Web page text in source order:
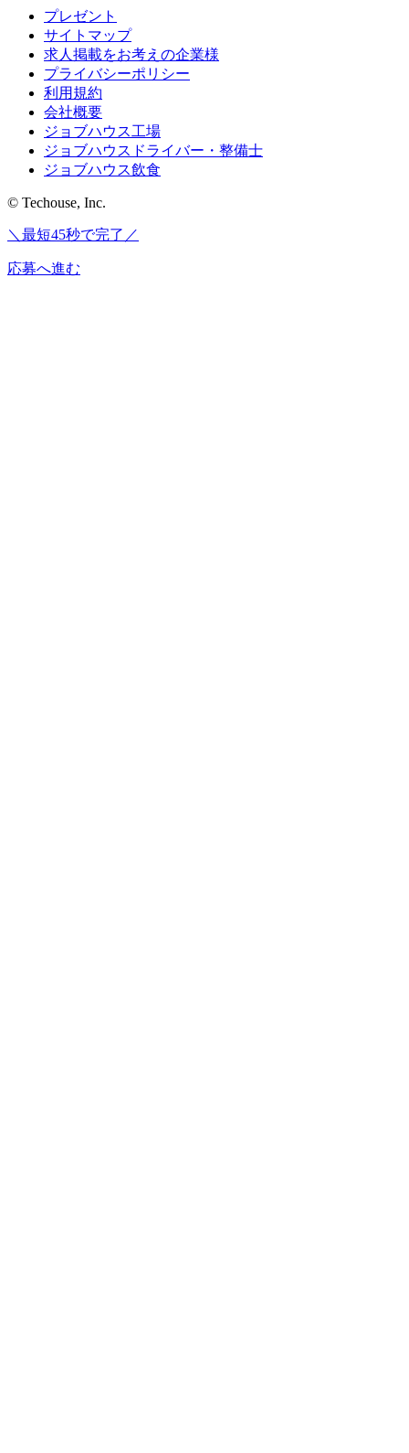
プレゼント
サイトマップ
求人掲載をお考えの企業様
プライバシーポリシー
利用規約
会社概要
ジョブハウス工場
ジョブハウスドライバー・整備士
ジョブハウス飲食
© Techouse, Inc.
＼最短45秒で完了／
応募へ進む